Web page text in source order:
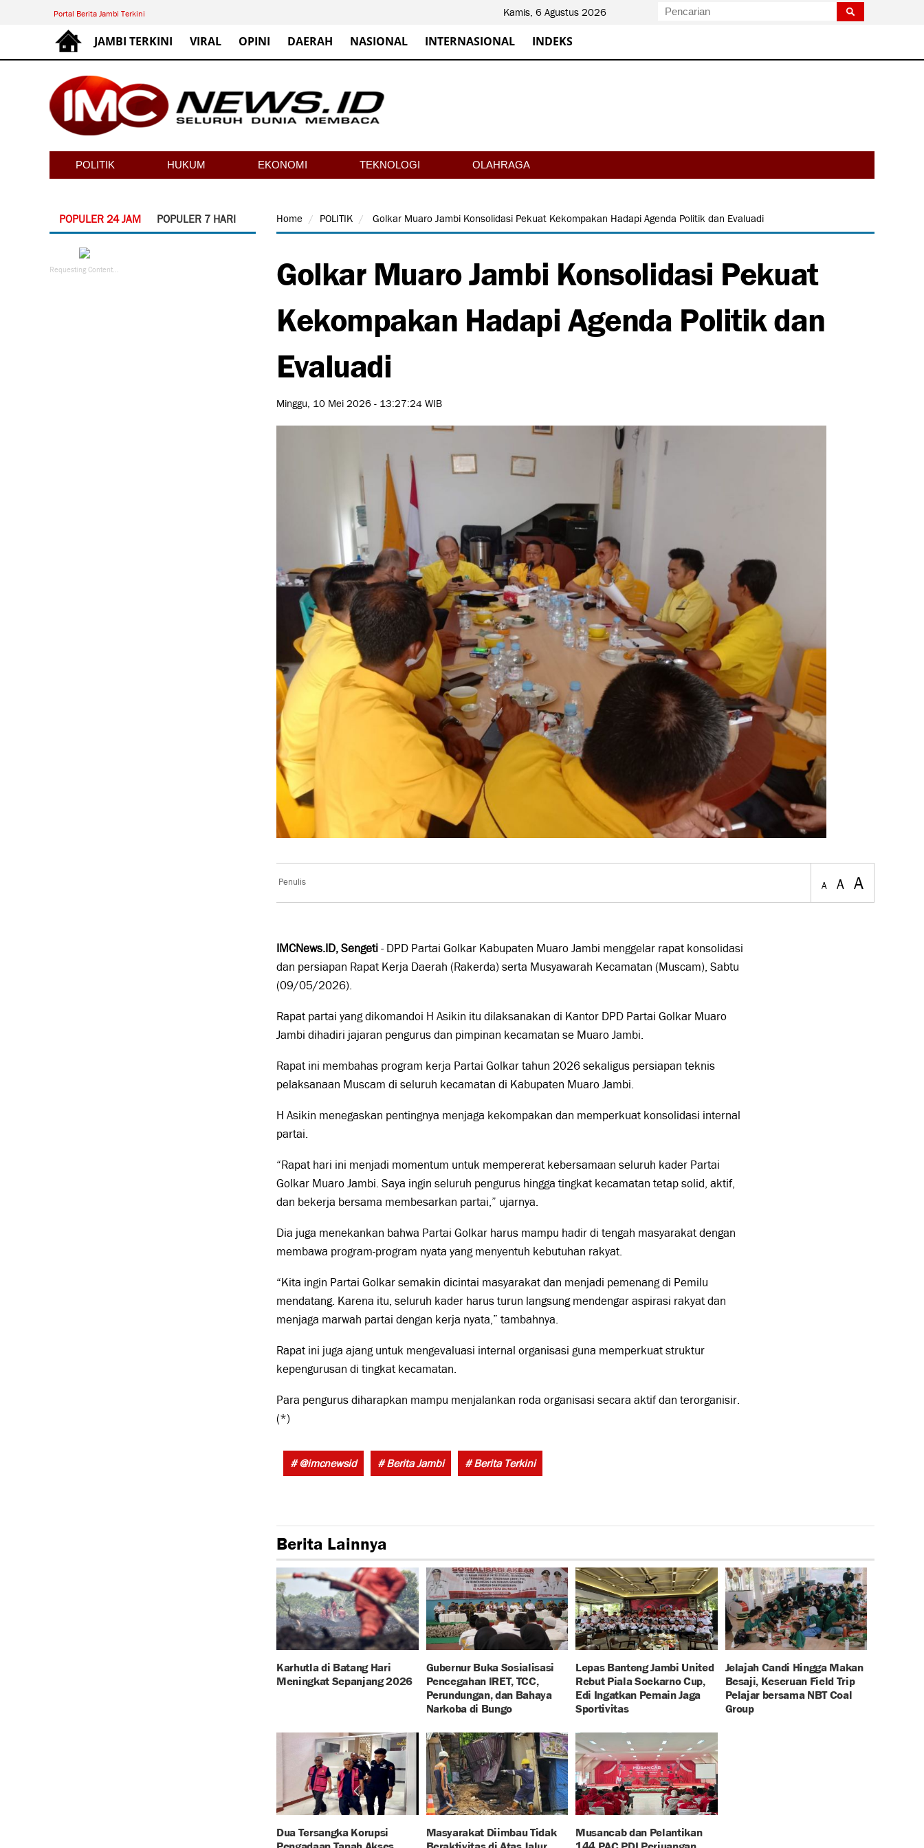
Portal Berita Jambi Terkini Kamis, 6 Agustus 2026
JAMBI TERKINI VIRAL OPINI DAERAH NASIONAL INTERNASIONAL INDEKS
POLITIK HUKUM EKONOMI TEKNOLOGI OLAHRAGA
POPULER 24 JAM POPULER 7 HARI
Requesting Content...
Home POLITIK Golkar Muaro Jambi Konsolidasi Pekuat Kekompakan Hadapi Agenda Politik dan Evaluadi
Golkar Muaro Jambi Konsolidasi Pekuat
Kekompakan Hadapi Agenda Politik dan
Evaluadi
Minggu, 10 Mei 2026 - 13:27:24 WIB
Penulis A A A
IMCNews.ID,Sengeti- DPD Partai Golkar Kabupaten Muaro Jambi menggelar rapat konsolidasi
dan persiapan Rapat Kerja Daerah (Rakerda) serta Musyawarah Kecamatan (Muscam), Sabtu
(09/05/2026).
Rapat partai yang dikomandoi H Asikin itu dilaksanakan di Kantor DPD Partai Golkar Muaro
Jambi dihadiri jajaran pengurus dan pimpinan kecamatan se Muaro Jambi.
Rapat ini membahas program kerja Partai Golkar tahun 2026 sekaligus persiapan teknis
pelaksanaan Muscam di seluruh kecamatan di Kabupaten Muaro Jambi.
H Asikin menegaskan pentingnya menjaga kekompakan dan memperkuat konsolidasi internal
partai.
“Rapat hari ini menjadi momentum untuk mempererat kebersamaan seluruh kader Partai
Golkar Muaro Jambi. Saya ingin seluruh pengurus hingga tingkat kecamatan tetap solid, aktif,
dan bekerja bersama membesarkan partai,” ujarnya.
Dia juga menekankan bahwa Partai Golkar harus mampu hadir di tengah masyarakat dengan
membawa program-program nyata yang menyentuh kebutuhan rakyat.
“Kita ingin Partai Golkar semakin dicintai masyarakat dan menjadi pemenang di Pemilu
mendatang. Karena itu, seluruh kader harus turun langsung mendengar aspirasi rakyat dan
menjaga marwah partai dengan kerja nyata,” tambahnya.
Rapat ini juga ajang untuk mengevaluasi internal organisasi guna memperkuat struktur
kepengurusan di tingkat kecamatan.
Para pengurus diharapkan mampu menjalankan roda organisasi secara aktif dan terorganisir.
(*)
# @imcnewsid # Berita Jambi # Berita Terkini
Berita Lainnya
Karhutla di Batang Hari
Meningkat Sepanjang 2026
Gubernur Buka Sosialisasi
Pencegahan IRET, TCC,
Perundungan, dan Bahaya
Narkoba di Bungo
Lepas Banteng Jambi United
Rebut Piala Soekarno Cup,
Edi Ingatkan Pemain Jaga
Sportivitas
Jelajah Candi Hingga Makan
Besaji, Keseruan Field Trip
Pelajar bersama NBT Coal
Group
Dua Tersangka Korupsi
Pengadaan Tanah Akses
Masyarakat Diimbau Tidak
Beraktivitas di Atas Jalur
Musancab dan Pelantikan
144 PAC PDI Perjuangan